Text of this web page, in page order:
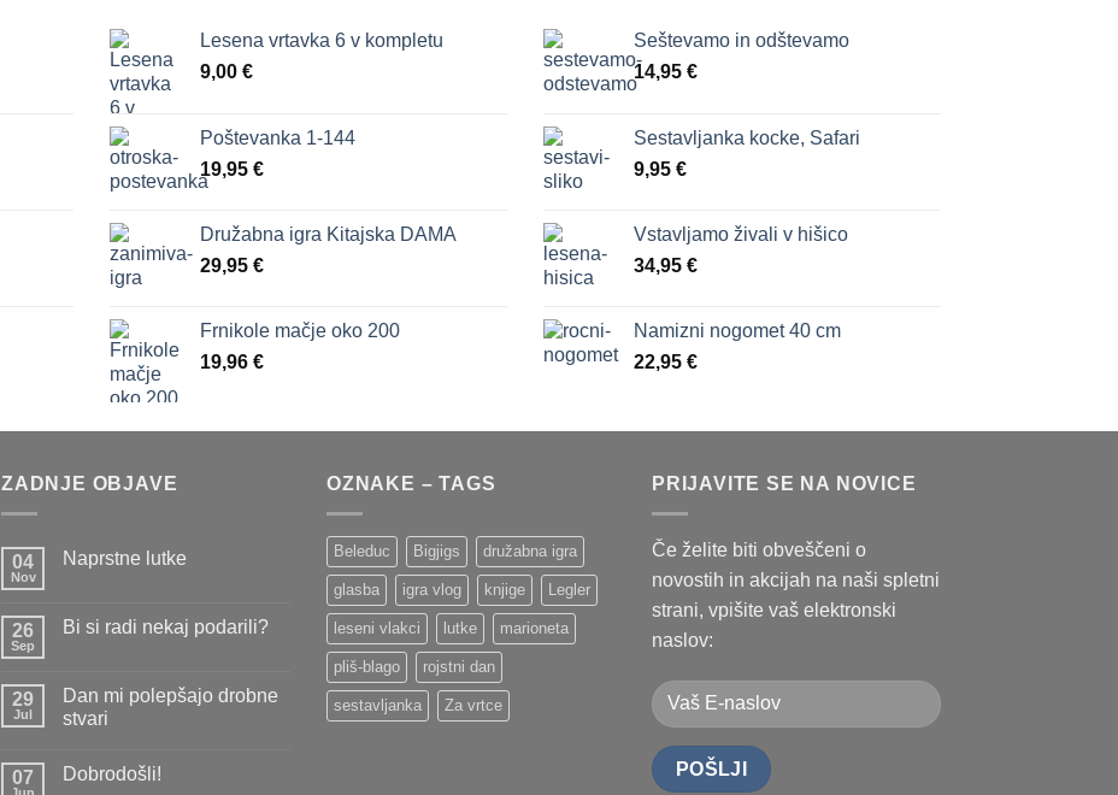
Lesena vrtavka 6 v kompletu
9,00 €
Poštevanka 1-144
19,95 €
Družabna igra Kitajska DAMA
29,95 €
Frnikole mačje oko 200
19,96 €
Seštevamo in odštevamo
14,95 €
Sestavljanka kocke, Safari
9,95 €
Vstavljamo živali v hišico
34,95 €
Namizni nogomet 40 cm
22,95 €
ZADNJE OBJAVE
04
Nov
Naprstne lutke
Naprstne
26
Sep
Bi si radi nekaj podarili?
Bi
si
radi
29
Jul
Dan mi polepšajo drobne
stvari
na
07 Dobrodošli!
OZNAKE – TAGS
Beleduc Bigjigs družabna igra
glasba igra vlog knjige Legler
leseni vlakci lutke marioneta
pliš-blago rojstni dan
sestavljanka Za vrtce
PRIJAVITE SE NA NOVICE
Če želite biti obveščeni o
novostih in akcijah na naši spletni
strani, vpišite vaš elektronski
naslov: